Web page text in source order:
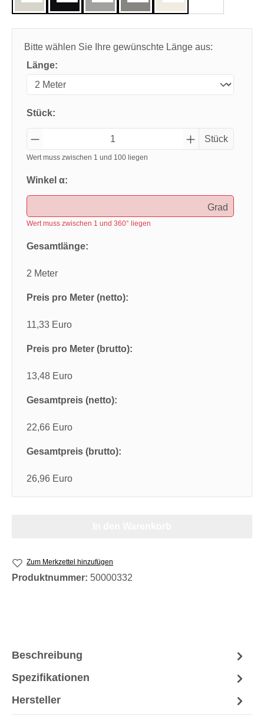
Bitte wählen Sie Ihre gewünschte Länge aus:
Länge:
Stück:
Stück
Wert muss zwischen 1 und 100 liegen
Winkel α:
Grad
Wert muss zwischen 1 und 360° liegen
Gesamtlänge:
2 Meter
Preis pro Meter (netto):
11,33 Euro
Preis pro Meter (brutto):
13,48 Euro
Gesamtpreis (netto):
22,66 Euro
Gesamtpreis (brutto):
26,96 Euro
Zum Merkzettel hinzufügen
Produktnummer: 50000332
Beschreibung
Spezifikationen
Hersteller